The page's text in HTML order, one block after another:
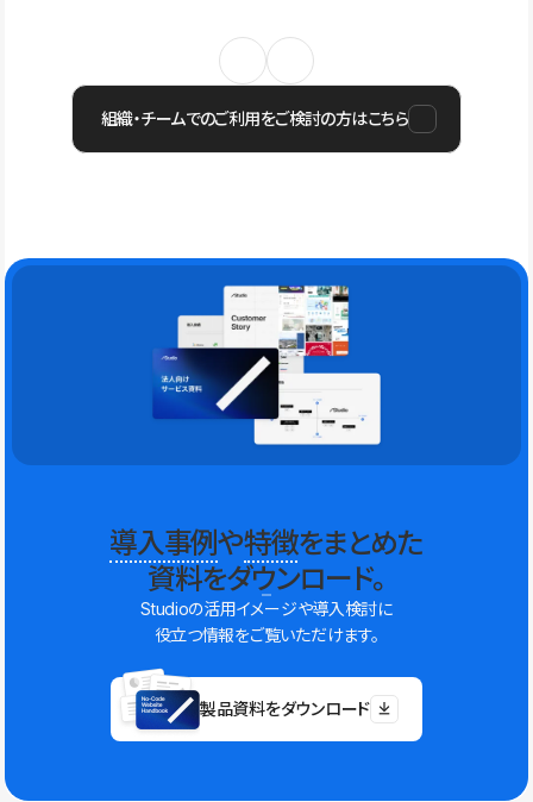
組織・チームでのご利用をご検討の方はこちら
導入事例や特徴をまとめた
資料をダウンロード。
Studioの活用イメージや導入検討に
役立つ情報をご覧いただけます。
製品資料をダウンロード